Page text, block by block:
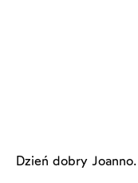
Dzień dobry Joanno.